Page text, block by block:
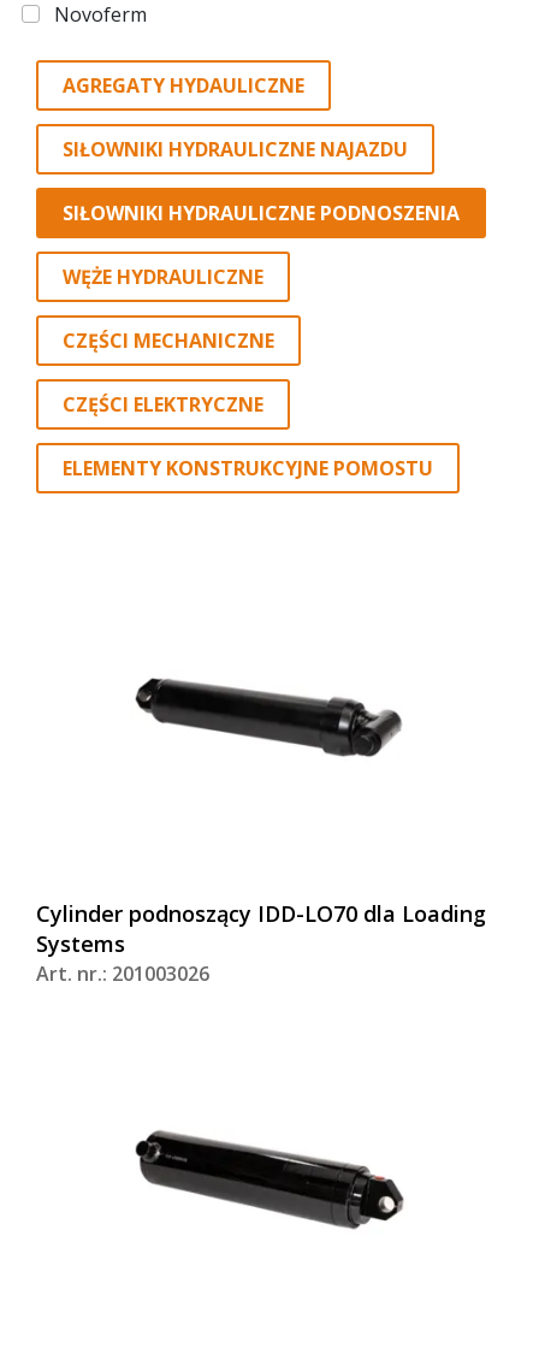
Novoferm
AGREGATY HYDAULICZNE
SIŁOWNIKI HYDRAULICZNE NAJAZDU
SIŁOWNIKI HYDRAULICZNE PODNOSZENIA
WĘŻE HYDRAULICZNE
CZĘŚCI MECHANICZNE
CZĘŚCI ELEKTRYCZNE
ELEMENTY KONSTRUKCYJNE POMOSTU
Cylinder podnoszący IDD-LO70 dla Loading
Systems
Art. nr.: 201003026